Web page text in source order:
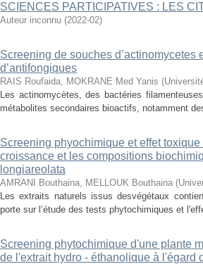
SCIENCES PARTICIPATIVES : LES
Auteur inconnu (2022-02)
Screening de souches
d’antifongiques
RAIS Roufaida, MOKRANE Med Yanis (
Les actinomycètes, des bactéries
métabolites secondaires bioactifs, notamment
Screening phyochimique et effet
croissance et les compositions
longiareolata
AMRANI Bouthaina, MELLOUK Bouthaina (
Les extraits naturels issus desvégétaux
porte sur l’étude des tests phytochimiques et
Screening phytochimique d'une plante
de l'extrait hydro - éthanolique à